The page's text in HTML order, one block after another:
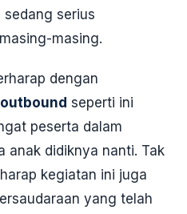
serius
masing.
dengan
outbound seperti ini
peserta dalam
anak didiknya nanti. Tak
kegiatan ini juga
yang telah